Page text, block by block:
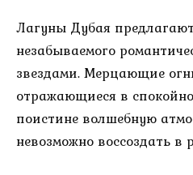
Лагуны Дубая
незабываемого
звездами. Мерцающие
отражающиеся в
поистине волшебную
невозможно воссоздать в